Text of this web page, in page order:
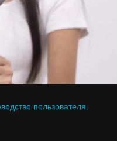
пользователя.